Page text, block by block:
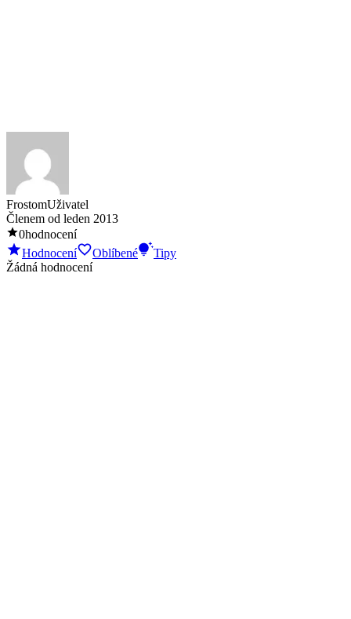
FrostomUživatel
Členem od leden 2013
0hodnocení
Hodnocení
Oblíbené
Tipy
Žádná hodnocení